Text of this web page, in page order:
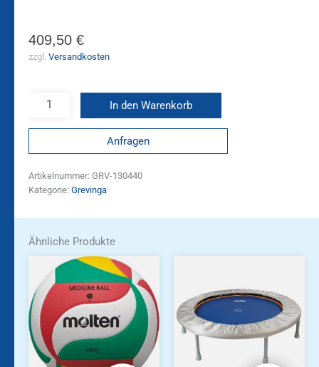
409,50 €
zzgl. Versandkosten
In den Warenkorb
Anfragen
Artikelnummer: GRV-130440
Kategorie: Grevinga
Ähnliche Produkte